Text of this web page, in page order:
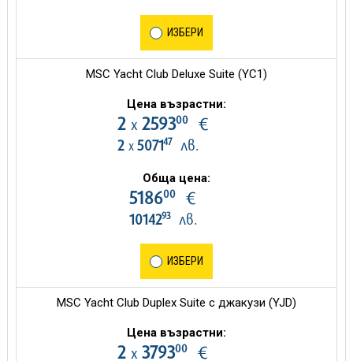
ИЗБЕРИ
MSC Yacht Club Deluxe Suite (YC1)
Цена възрастни:
2 х 259300€
2 х 507147лв.
Обща цена:
518600€
1014293лв.
ИЗБЕРИ
MSC Yacht Club Duplex Suite с джакузи (YJD)
Цена възрастни:
2 х 379300€